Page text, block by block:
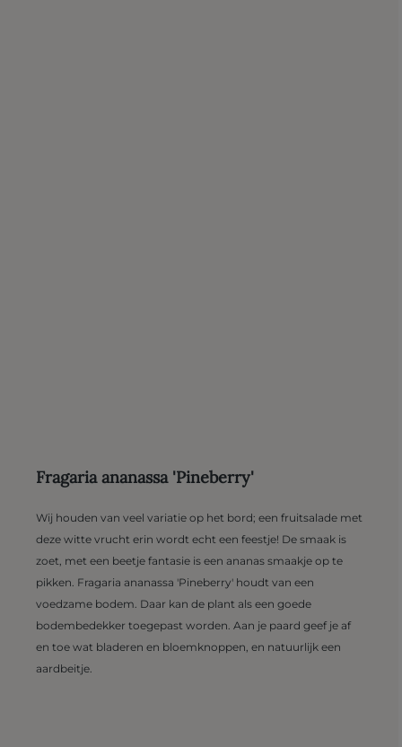
Fragaria ananassa 'Pineberry'
Wij houden van veel variatie op het bord; een fruitsalade met
deze witte vrucht erin wordt echt een feestje! De smaak is
zoet, met een beetje fantasie is een ananas smaakje op te
pikken. Fragaria ananassa 'Pineberry' houdt van een
voedzame bodem. Daar kan de plant als een goede
bodembedekker toegepast worden. Aan je paard geef je af
en toe wat bladeren en bloemknoppen, en natuurlijk een
aardbeitje.